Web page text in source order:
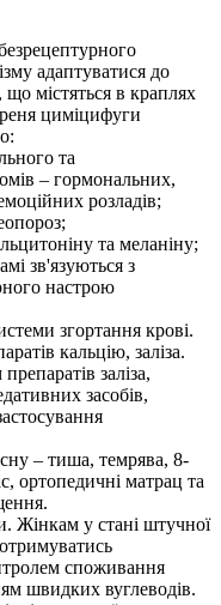
адаптуватися до
містяться в краплях
циміцифуги
та
– гормональних,
розладів;
та меланіну;
зв'язуються з
настрою
згортання крові.
кальцію, заліза.
заліза,
засобів,
– тиша, темрява, 8-
ортопедичні матрац та
Жінкам у стані штучної
споживання
швидких вуглеводів.